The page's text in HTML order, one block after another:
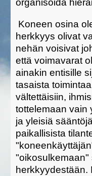
organisoida
Koneen osina
herkkyys olivat
nehän voisivat
että voimavarat
ainakin entisille
tasaista
vältettäisiin,
tottelemaan vain
ja yleisiä
paikallisista
"oikosulkemaan"
herkkyydestään.